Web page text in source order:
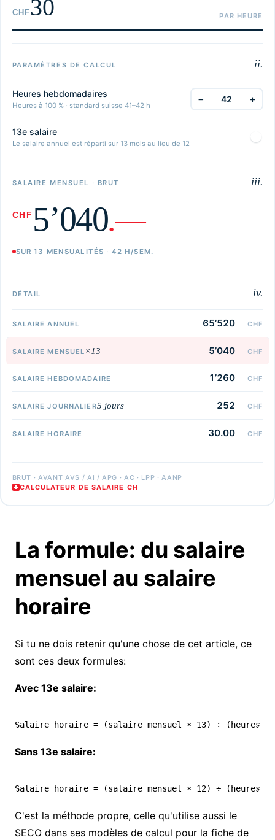
CHF
PARAMÈTRES DE CALCUL ii.
Heures hebdomadaires
Heures à 100 % · standard suisse 41–42 h
− +
13e salaire
Le salaire annuel est réparti sur 13 mois au lieu de 12
SALAIRE MENSUEL · BRUT iii.
CHF 5’040.—
SUR 13 MENSUALITÉS · 42 H/SEM.
DÉTAIL iv.
SALAIRE ANNUEL 65’520 CHF
SALAIRE MENSUEL ×13 5’040 CHF
SALAIRE HEBDOMADAIRE 1’260 CHF
SALAIRE JOURNALIER5 jours 252 CHF
SALAIRE HORAIRE 30.00 CHF
BRUT · AVANT AVS / AI / APG · AC · LPP · AANP
CALCULATEUR DE SALAIRE CH
La formule: du salaire
mensuel au salaire
horaire
Si tu ne dois retenir qu'une chose de cet article, ce
sont ces deux formules:
Avec 13e salaire:
Sans 13e salaire:
C'est la méthode propre, celle qu'utilise aussi le
SECO dans ses modèles de calcul pour la fiche de